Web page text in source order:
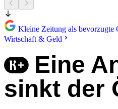
Kleine Zeitung als bevorzugte
Wirtschaft & Geld
Eine
sinkt der